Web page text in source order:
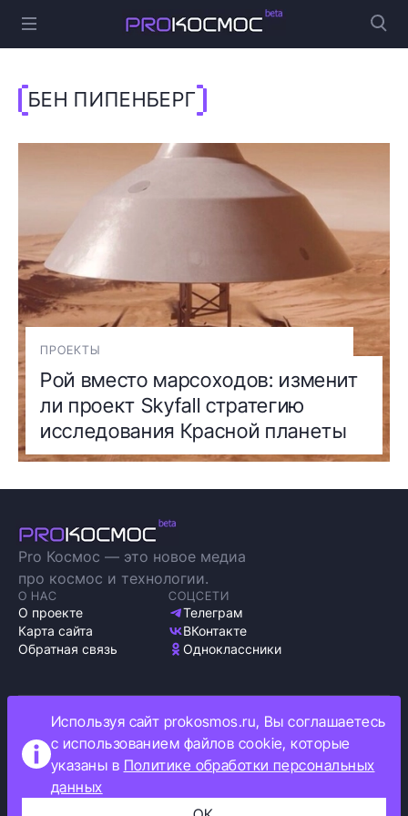
БЕН ПИПЕНБЕРГ
ПРОЕКТЫ
Рой вместо марсоходов: изменит
ли проект Skyfall стратегию
исследования Красной планеты
Pro Космос — это новое медиа
про космос и технологии.
О НАС
О проекте
Карта сайта
Обратная связь
СОЦСЕТИ
Телеграм
ВКонтакте
Одноклассники
Политика обработки персональных данных
Как мы используем cookie
Информация об ограничениях
Используя сайт prokosmos.ru, Вы соглашаетесь
с использованием файлов cookie, которые
указаны в Политике обработки персональных
данных